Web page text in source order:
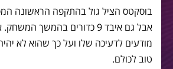
בוסקטס הציל גול בהתקפה הראשונה
אבל גם איבד 9 כדורים בהמשך
מודעים לדעיכה שלו ועל כך שהוא לא
טוב לכולם.